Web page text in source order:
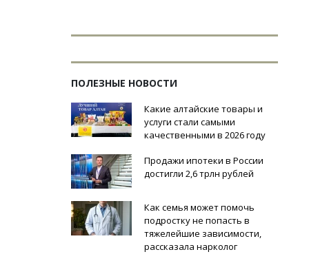
ПОЛЕЗНЫЕ НОВОСТИ
Какие алтайские товары и
услуги стали самыми
качественными в 2026 году
Продажи ипотеки в России
достигли 2,6 трлн рублей
Как семья может помочь
подростку не попасть в
тяжелейшие зависимости,
рассказала нарколог